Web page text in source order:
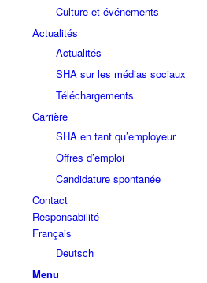
Culture et événements
Actualités
Actualités
SHA sur les médias sociaux
Téléchargements
Carrière
SHA en tant qu’employeur
Offres d’emploi
Candidature spontanée
Contact
Responsabilité
Français
Deutsch
Menu